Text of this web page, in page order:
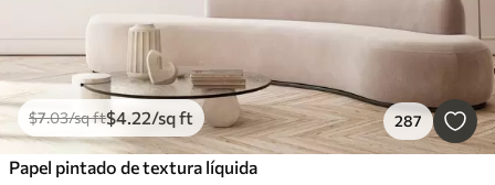
$7.03/sq ft$4.22/sq ft 287
Papel pintado de textura líquida